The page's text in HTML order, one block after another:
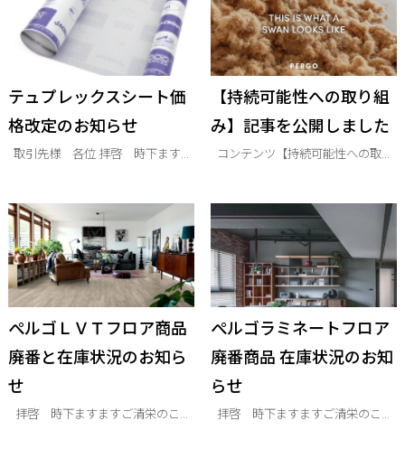
テュプレックスシート価
格改定のお知らせ
取引先様 各位 拝啓 時下ます...
【持続可能性への取り組
み】記事を公開しました
コンテンツ【持続可能性への取...
ぺルゴＬＶＴフロア商品
廃番と在庫状況のお知ら
せ
拝啓 時下ますますご清栄のこ...
ぺルゴラミネートフロア
廃番商品 在庫状況のお知
らせ
拝啓 時下ますますご清栄のこ...